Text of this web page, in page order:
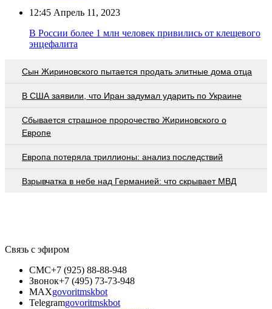
12:45 Апрель 11, 2023
В России более 1 млн человек привились от клещевого
энцефалита
Сын Жириновского пытается продать элитные дома отца
В США заявили, что Иран задумал ударить по Украине
Сбывается страшное пророчество Жириновского о
Европе
Европа потеряла триллионы: анализ последствий
Взрывчатка в небе над Германией: что скрывает МВД
Связь с эфиром
СМС+7 (925) 88-88-948
Звонок+7 (495) 73-73-948
MAXgovoritmskbot
Telegramgovoritmskbot